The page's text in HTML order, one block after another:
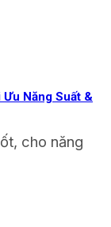
Năng Suất &
cho năng